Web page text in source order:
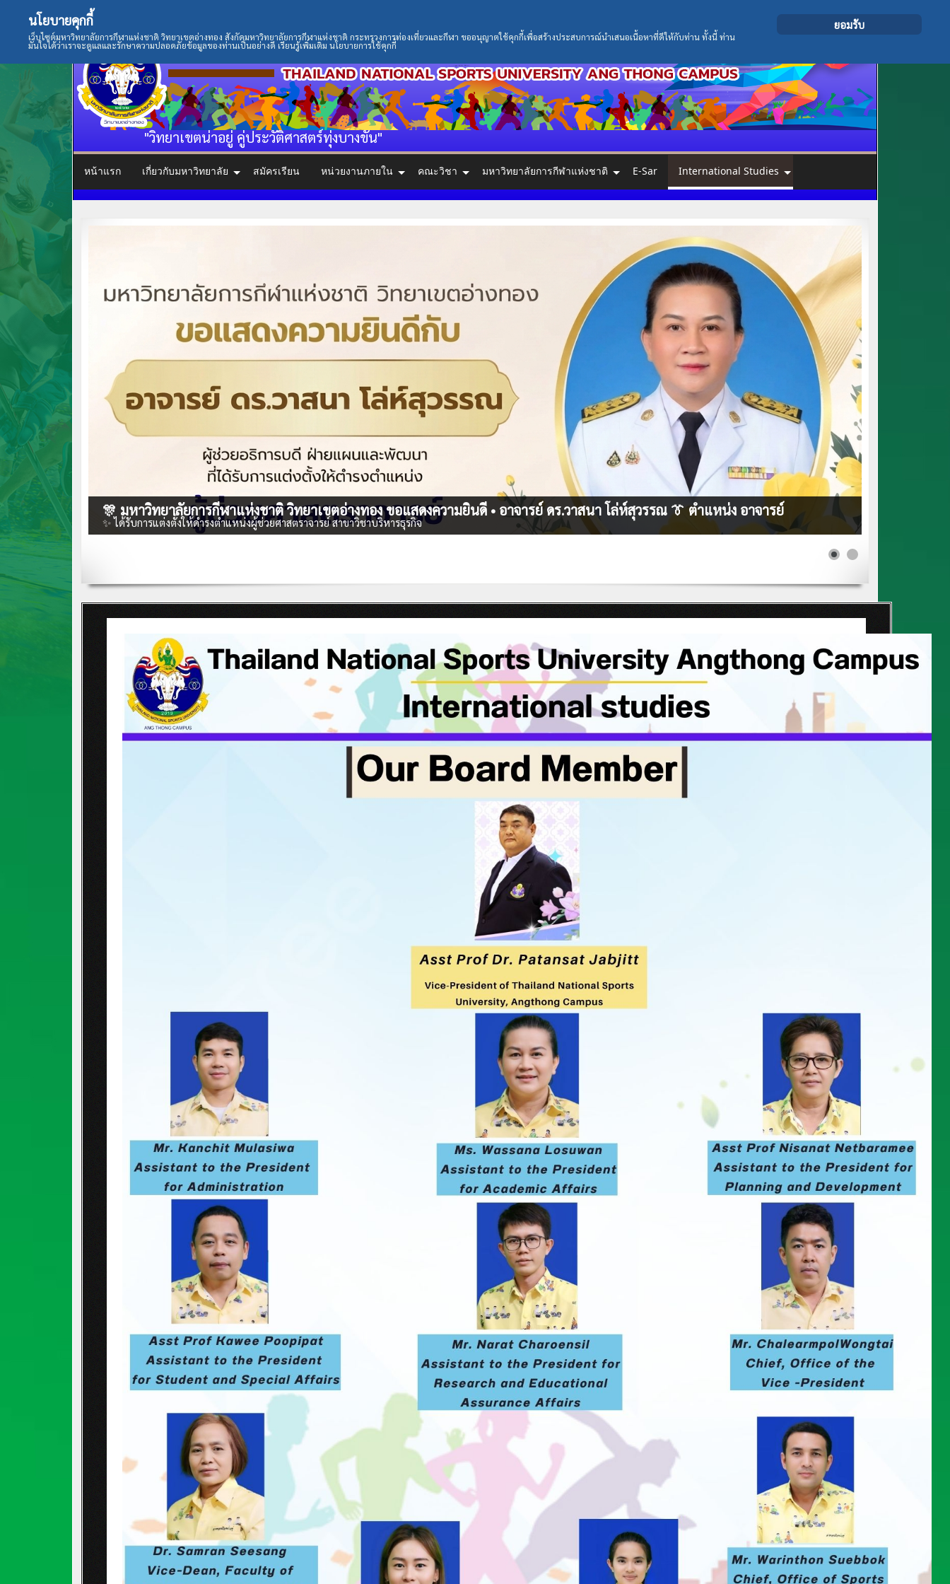
"วิทยาเขตน่าอยู่ คู่ประวัติศาสตร์ทุ่งบางขัน"
หน้าแรก เกี่ยวกับมหาวิทยาลัย สมัครเรียน หน่วยงานภายใน คณะวิชา มหาวิทยาลัยการกีฬาแห่งชาติ E-Sar International Studies
🎊 มหาวิทยาลัยการกีฬาแห่งชาติ วิทยาเขตอ่างทอง ขอแสดงความยินดี • อาจารย์ ดร.วาสนา โล่ห์สุวรรณ 👔 ตำแหน่ง อาจารย์
✨ ได้รับการแต่งตั้งให้ดำรงตำแหน่งผู้ช่วยศาสตราจารย์ สาขาวิชาบริหารธุรกิจ
นโยบายคุกกี้
เว็บไซต์มหาวิทยาลัยการกีฬาแห่งชาติ วิทยาเขตอ่างทอง สังกัดมหาวิทยาลัยการกีฬาแห่งชาติ กระทรวงการท่องเที่ยวและกีฬา ขออนุญาตใช้คุกกี้เพื่อสร้างประสบการณ์นำเสนอเนื้อหาที่ดีให้กับท่าน ทั้งนี้ ท่าน
มั่นใจได้ว่าเราจะดูแลและรักษาความปลอดภัยข้อมูลของท่านเป็นอย่างดี เรียนรู้เพิ่มเติม นโยบายการใช้คุกกี้
ยอมรับ